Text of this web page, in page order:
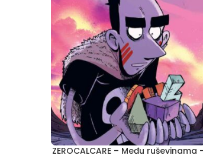
ZEROCALCARE – Među ruševinama